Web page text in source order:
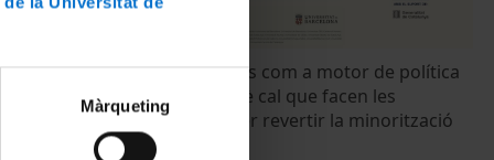
Màrqueting
de política
i
Les Universitats com a motor de política
lingüística: Què cal que facen les
Universitats per revertir la minorització
del català?